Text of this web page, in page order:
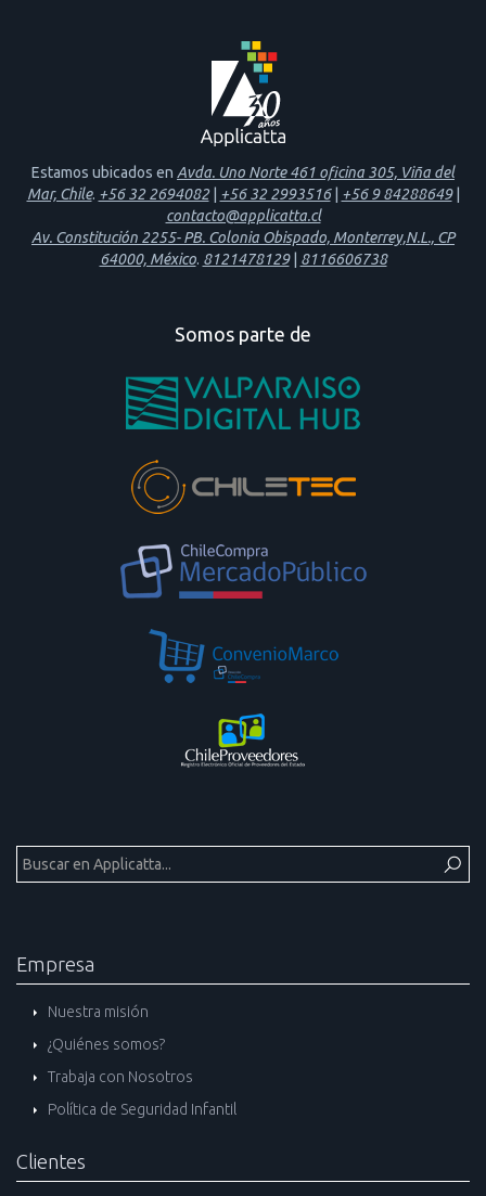
Estamos ubicados en Avda. Uno Norte 461 oficina 305, Viña del
Mar, Chile. +56 32 2694082| +56 32 2993516| +56 9 84288649|
contacto@applicatta.cl
Av. Constitución 2255- PB. Colonia Obispado, Monterrey,N.L., CP
64000, México. 8121478129| 8116606738
Somos parte de
Empresa
Nuestra misión
¿Quiénes somos?
Trabaja con Nosotros
Política de Seguridad Infantil
Clientes